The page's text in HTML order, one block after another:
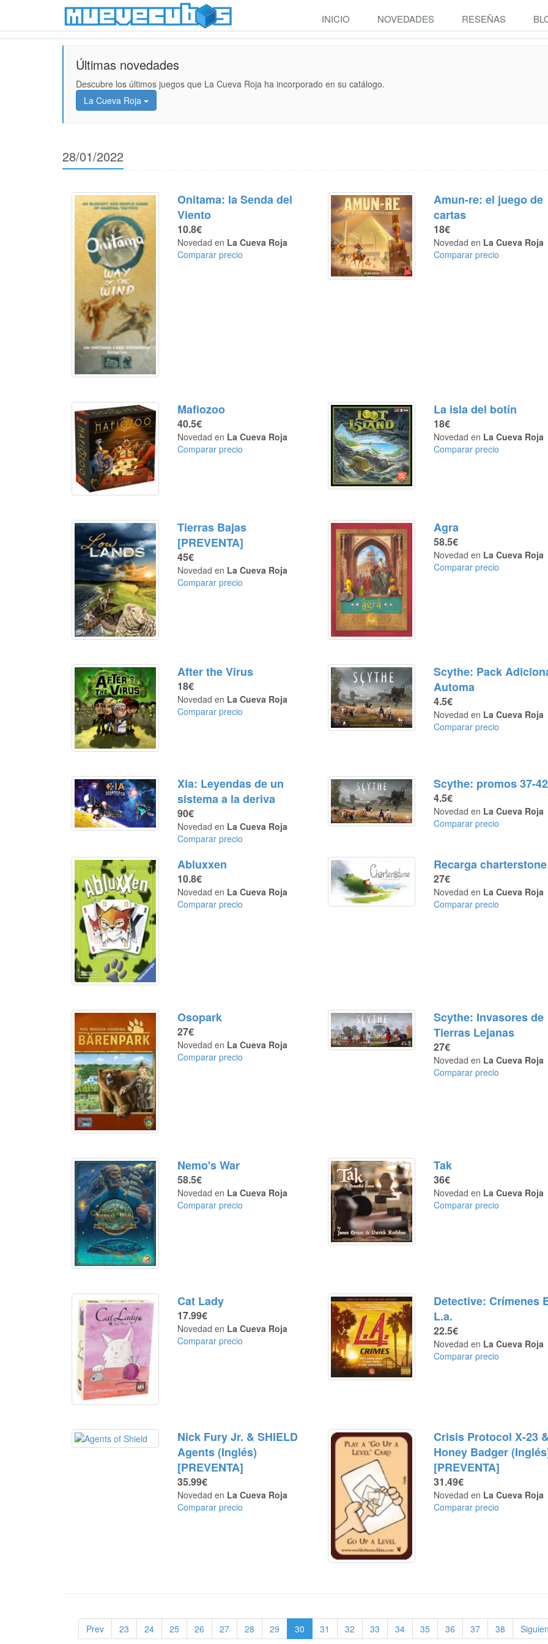
INICIO NOVEDADES RESEÑAS
Últimas novedades
Descubre los últimos juegos que La Cueva Roja ha incorporado en su catálogo.
La Cueva Roja
28/01/2022
Onitama: la Senda del
Viento
10.8€
Novedad en La Cueva Roja
Comparar precio
Amun-re: el juego de
cartas
18€
Novedad en La Cueva Roja
Comparar precio
Mafiozoo
40.5€
Novedad en La Cueva Roja
Comparar precio
La isla del botín
18€
Novedad en La Cueva Roja
Comparar precio
Tierras Bajas
[PREVENTA]
45€
Novedad en La Cueva Roja
Comparar precio
Agra
58.5€
Novedad en La Cueva Roja
Comparar precio
After the Virus
18€
Novedad en La Cueva Roja
Comparar precio
Scythe: Pack
Automa
4.5€
Novedad en La Cueva Roja
Comparar precio
Xia: Leyendas de un
sistema a la deriva
90€
Novedad en La Cueva Roja
Comparar precio
Scythe: promos 37-42
4.5€
Novedad en La Cueva Roja
Comparar precio
Abluxxen
10.8€
Novedad en La Cueva Roja
Comparar precio
Recarga charterstone
27€
Novedad en La Cueva Roja
Comparar precio
Osopark
27€
Novedad en La Cueva Roja
Comparar precio
Scythe: Invasores de
Tierras Lejanas
27€
Novedad en La Cueva Roja
Comparar precio
Nemo's War
58.5€
Novedad en La Cueva Roja
Comparar precio
Tak
36€
Novedad en La Cueva Roja
Comparar precio
Cat Lady
17.99€
Novedad en La Cueva Roja
Comparar precio
Detective: Crímenes
L.a.
22.5€
Novedad en La Cueva Roja
Comparar precio
Nick Fury Jr. & SHIELD
Agents (Inglés)
[PREVENTA]
35.99€
Novedad en La Cueva Roja
Comparar precio
Crisis Protocol X-23
Honey Badger
[PREVENTA]
31.49€
Novedad en La Cueva Roja
Comparar precio
Prev 23 24 25 26 27 28 29 30 31 32 33 34 35 36 37 38